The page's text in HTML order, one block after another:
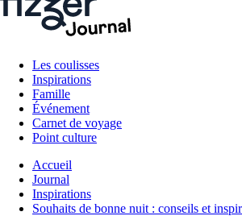
Les coulisses
Inspirations
Famille
Événement
Carnet de voyage
Point culture
Accueil
Journal
Inspirations
Souhaits de bonne nuit : conseils et